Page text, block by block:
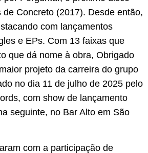
Concreto (2017). Desde então,
com lançamentos
e EPs. Com 13 faixas que
que dá nome à obra, Obrigado
projeto da carreira do grupo
no dia 11 de julho de 2025 pelo
com show de lançamento
seguinte, no Bar Alto em São
com a participação de